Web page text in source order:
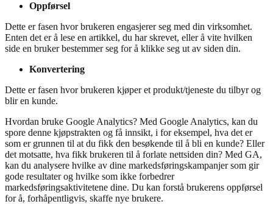
Oppførsel
Dette er fasen hvor brukeren engasjerer seg med din virksomhet.
Enten det er å lese en artikkel, du har skrevet, eller å vite hvilken
side en bruker bestemmer seg for å klikke seg ut av siden din.
Konvertering
Dette er fasen hvor brukeren kjøper et produkt/tjeneste du tilbyr og
blir en kunde.
Hvordan bruke Google Analytics? Med Google Analytics, kan du
spore denne kjøpstrakten og få innsikt, i for eksempel, hva det er
som er grunnen til at du fikk den besøkende til å bli en kunde? Eller
det motsatte, hva fikk brukeren til å forlate nettsiden din? Med GA,
kan du analysere hvilke av dine markedsføringskampanjer som gir
gode resultater og hvilke som ikke forbedrer
markedsføringsaktivitetene dine. Du kan forstå brukerens oppførsel
for å, forhåpentligvis, skaffe nye brukere.